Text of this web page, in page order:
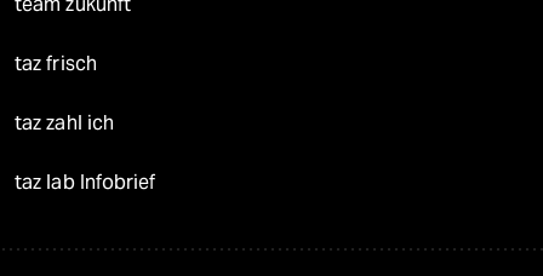
team zukunft
taz frisch
taz zahl ich
taz lab Infobrief